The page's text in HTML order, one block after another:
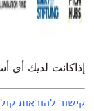
إذاكانت لديك أي
קישור להוראות